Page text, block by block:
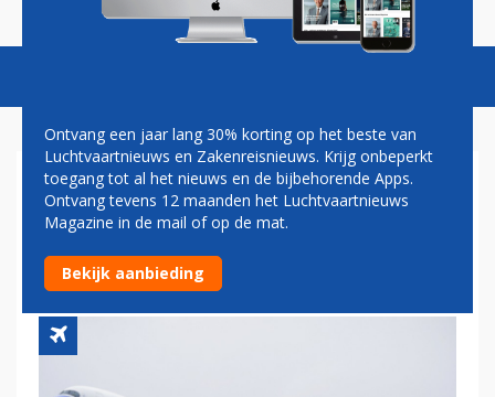
CHINA AIRLINES BREIDT
EUROPESE NETWERK UIT MET
ZESDE BESTEMMING
Ontvang een jaar lang 30% korting op het beste van
Luchtvaartnieuws en Zakenreisnieuws. Krijg onbeperkt
toegang tot al het nieuws en de bijbehorende Apps.
Ontvang tevens 12 maanden het Luchtvaartnieuws
Magazine in de mail of op de mat.
Bekijk aanbieding